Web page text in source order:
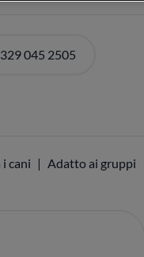
045 2505
cani Adatto ai gruppi